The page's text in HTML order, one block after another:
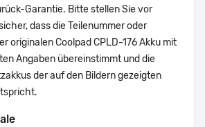
Garantie. Bitte stellen Sie vor
dass die Teilenummer oder
originalen Coolpad CPLD-176 Akku mit
Angaben übereinstimmt und die
der auf den Bildern gezeigten